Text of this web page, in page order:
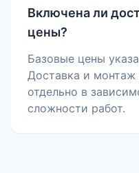
Включена ли
цены?
Базовые цены
Доставка и монтаж
отдельно в
сложности работ.